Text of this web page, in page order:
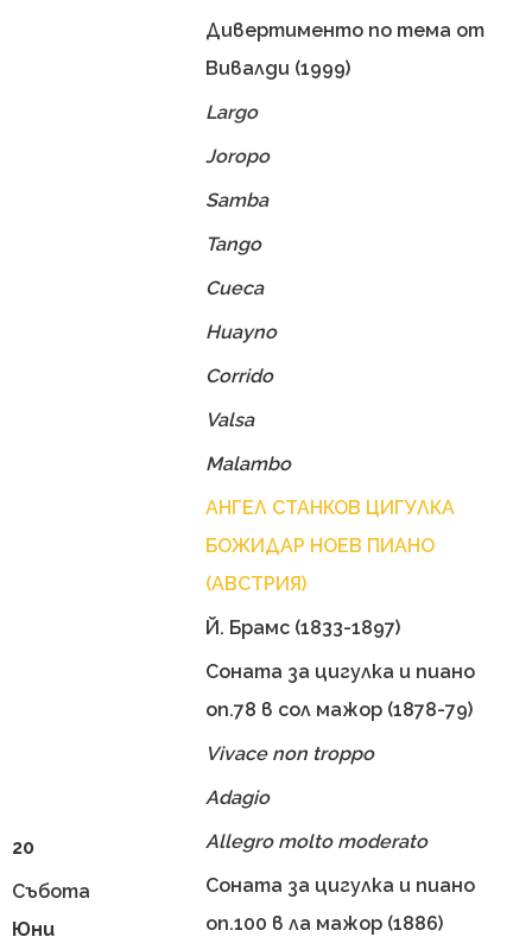
Дивертименто по тема от
Вивалди (1999)
Largo
Joropo
Samba
Tango
Cueca
Huayno
Corrido
Valsa
Malambo
20
Събота
Юни
АНГЕЛ СТАНКОВ ЦИГУЛКА
БОЖИДАР НОЕВ ПИАНО
(АВСТРИЯ)
Й. Брамс (1833-1897)
Соната за цигулка и пиано
оп.78 в сол мажор (1878-79)
Vivace non troppo
Adagio
Allegro molto moderato
Соната за цигулка и пиано
оп.100 в ла мажор (1886)